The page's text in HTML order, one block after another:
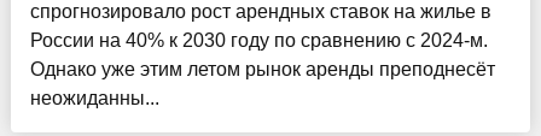
спрогнозировало рост арендных ставок на жилье в
России на 40% к 2030 году по сравнению с 2024-м.
Однако уже этим летом рынок аренды преподнесёт
неожиданны...